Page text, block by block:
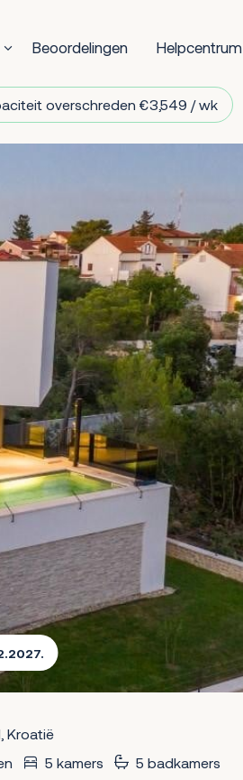
Beoordelingen Helpcentrum
overschreden €3,549 / wk
Kroatië
5 kamers 5 badkamers